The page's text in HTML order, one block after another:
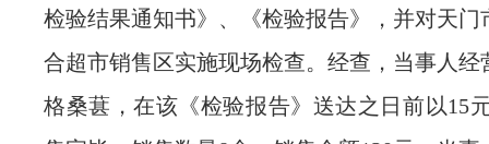
检验结果通知书》、《检验报告》，并对天门
合超市销售区实施现场检查。经查，当事人经
格桑葚，在该《检验报告》送达之日前以15